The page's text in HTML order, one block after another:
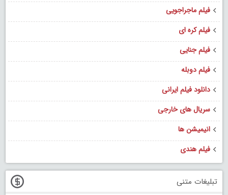
فیلم ماجراجویی
فیلم کره ای
فیلم جنایی
فیلم دوبله
دانلود فیلم ایرانی
سریال های خارجی
انیمیشن ها
فیلم هندی
تبلیغات متنی